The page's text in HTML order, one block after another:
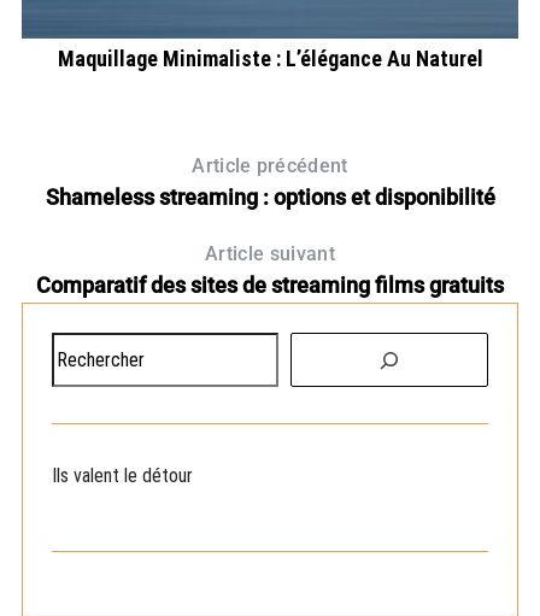
Maquillage Minimaliste : L’élégance Au Naturel
Article précédent
Shameless streaming : options et disponibilité
Article suivant
Comparatif des sites de streaming films gratuits
e
h
r Ils valent le détour